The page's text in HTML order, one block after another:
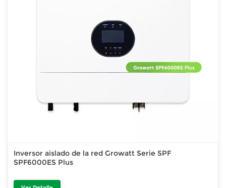
Inversor aislado de la red Growatt Serie SPF
SPF6000ES Plus